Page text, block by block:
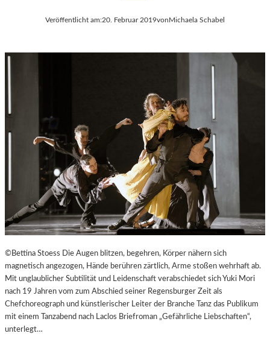
Veröffentlicht am:20. Februar 2019vonMichaela Schabel
©Bettina Stoess Die Augen blitzen, begehren, Körper nähern sich
magnetisch angezogen, Hände berühren zärtlich, Arme stoßen wehrhaft ab.
Mit unglaublicher Subtilität und Leidenschaft verabschiedet sich Yuki Mori
nach 19 Jahren vom zum Abschied seiner Regensburger Zeit als
Chefchoreograph und künstlerischer Leiter der Branche Tanz das Publikum
mit einem Tanzabend nach Laclos Briefroman „Gefährliche Liebschaften“,
unterlegt…